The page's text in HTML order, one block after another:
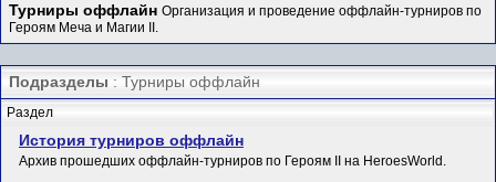
Турниры оффлайн Организация и проведение оффлайн-турниров по
Героям Меча и Магии II.
Подразделы : Турниры оффлайн
Раздел
История турниров оффлайн
Архив прошедших оффлайн-турниров по Героям II на HeroesWorld.